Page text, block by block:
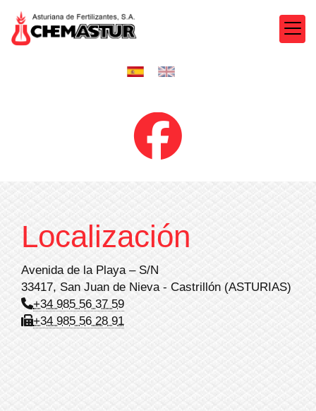
Localización
Avenida de la Playa – S/N
33417, San Juan de Nieva - Castrillón (ASTURIAS)
+34 985 56 37 59
+34 985 56 28 91